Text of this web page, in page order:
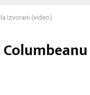
Izvorani (video)